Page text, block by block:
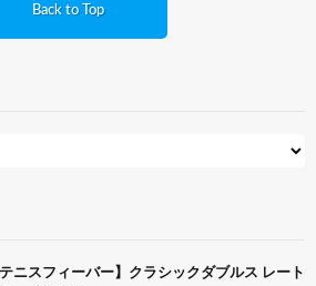
Back to Top
テニスフィーバー】クラシックダブルス レート